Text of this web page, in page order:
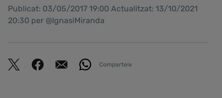
Publicat: 03/05/2017 19:00 Actualitzat: 13/10/2021
20:30 per @IgnasiMiranda
Comparteix